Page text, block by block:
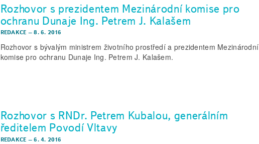
Rozhovor s prezidentem Mezinárodní komise pro
ochranu Dunaje Ing. Petrem J. Kalašem
REDAKCE –8. 6. 2016
Rozhovor s bývalým ministrem životního prostředí a prezidentem Mezinárodní
komise pro ochranu Dunaje Ing. Petrem J. Kalašem.
Rozhovor s RNDr. Petrem Kubalou, generálním
ředitelem Povodí Vltavy
REDAKCE –6. 4. 2016